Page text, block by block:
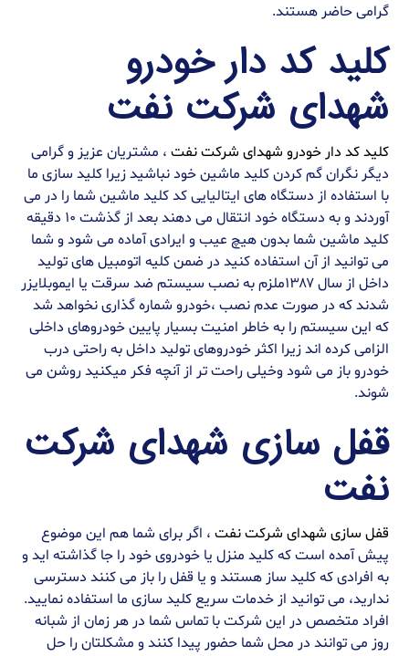
گرامی حاضر هستند.
کلید کد دار خودرو
شهدای شرکت نفت
کلید کد دار خودرو شهدای شرکت نفت ، مشتریان عزیز و گرامی
دیگر نگران گم کردن کلید ماشین خود نباشید زیرا کلید سازی ما
با استفاده از دستگاه های ایتالیایی کد کلید ماشین شما را در می
آوردند و به دستگاه خود انتقال می دهند بعد از گذشت ۱۰ دقیقه
کلید ماشین شما بدون هیچ عیب و ایرادی آماده می شود و شما
می توانید از آن استفاده کنید در ضمن کلیه اتومبیل های تولید
داخل از سال ۱۳۸۷ملزم به نصب سیستم ضد سرقت یا ایموبلایزر
شدند که در صورت عدم نصب ،خودرو شماره گذاری نخواهد شد
که این سیستم را به خاطر امنیت بسیار پایین خودروهای داخلی
الزامی کرده اند زیرا اکثر خودروهای تولید داخل به راحتی درب
خودرو باز می شود وخیلی راحت تر از آنچه فکر میکنید روشن می
شوند.
قفل سازی شهدای شرکت
نفت
قفل سازی شهدای شرکت نفت ، اگر برای شما هم این موضوع
پیش آمده است که کلید منزل یا خودروی خود را جا گذاشته اید و
به افرادی که کلید ساز هستند و یا قفل را باز می کنند دسترسی
ندارید، می توانید از خدمات سریع کلید سازی ما استفاده نمایید.
افراد متخصص در این شرکت با تماس شما در هر زمان از شبانه
روز می توانند در محل شما حضور پیدا کنند و مشکلتان را حل